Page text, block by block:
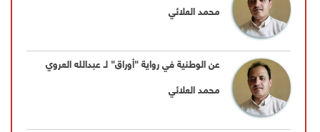
محمد العلائي
عن الوطنية في رواية "أوراق" لـ عبدالله العروي
محمد العلائي